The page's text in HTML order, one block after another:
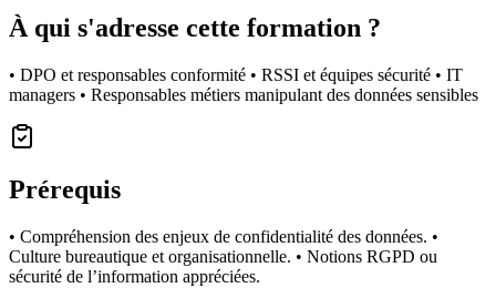
À qui s'adresse cette formation ?
• DPO et responsables conformité • RSSI et équipes sécurité • IT
managers • Responsables métiers manipulant des données sensibles
Prérequis
• Compréhension des enjeux de confidentialité des données. •
Culture bureautique et organisationnelle. • Notions RGPD ou
sécurité de l’information appréciées.